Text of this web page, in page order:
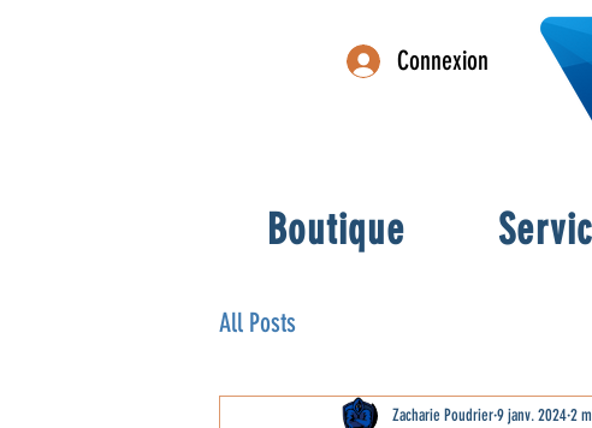
Connexion
Boutique
All Posts
Zacharie Poudrier9 janv. 20242